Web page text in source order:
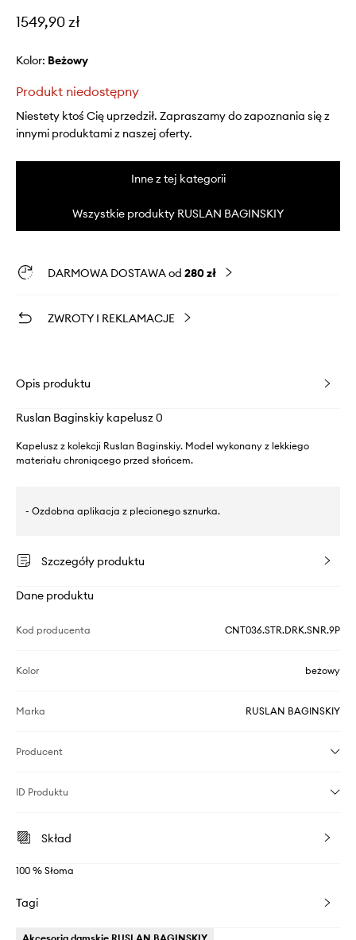
1549,90 zł
Kolor: beżowy
Produkt niedostępny
Niestety ktoś Cię uprzedził. Zapraszamy do zapoznania się z
innymi produktami z naszej oferty.
Inne z tej kategorii
Wszystkie produkty RUSLAN BAGINSKIY
DARMOWA DOSTAWA od 280 zł
ZWROTY I REKLAMACJE
Opis produktu
Ruslan Baginskiy kapelusz 0
Kapelusz z kolekcji Ruslan Baginskiy. Model wykonany z lekkiego
materiału chroniącego przed słońcem.
- Ozdobna aplikacja z plecionego sznurka.
Szczegóły produktu
Dane produktu
Kod producenta CNT036.STR.DRK.SNR.9P
Kolor beżowy
Marka RUSLAN BAGINSKIY
Producent
ID Produktu
Skład
100 % Słoma
Tagi